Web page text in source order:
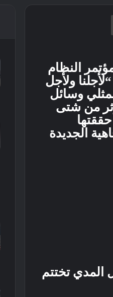
طباعة
النظام
٢٠٢٤ تحت شعار “لأجلنا ولأجل
وسائل
من شتى
الجديدة
تختتم